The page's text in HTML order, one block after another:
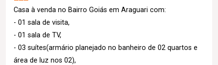
Casa à venda no Bairro Goiás em Araguari com:
- 01 sala de visita,
- 01 sala de TV,
- 03 suítes(armário planejado no banheiro de 02 quartos e
área de luz nos 02),